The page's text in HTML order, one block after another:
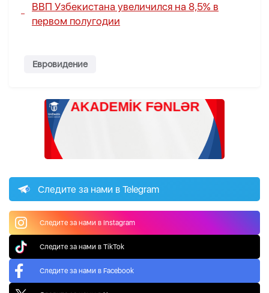
ВВП Узбекистана увеличился на 8,5% в
первом полугодии
Евровидение
Следите за нами в Telegram
Следите за нами в Instagram
Следите за нами в TikTok
Следите за нами в Facebook